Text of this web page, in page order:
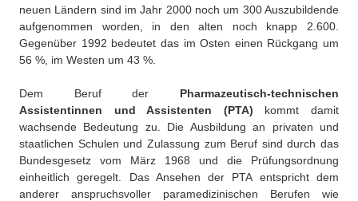
neuen Ländern sind im Jahr 2000 noch um 300 Auszubildende
aufgenommen worden, in den alten noch knapp 2.600.
Gegenüber 1992 bedeutet das im Osten einen Rückgang um
56 %, im Westen um 43 %.
Dem Beruf der Pharmazeutisch-technischen
Assistentinnen und Assistenten (PTA) kommt damit
wachsende Bedeutung zu. Die Ausbildung an privaten und
staatlichen Schulen und Zulassung zum Beruf sind durch das
Bundesgesetz vom März 1968 und die Prüfungsordnung
einheitlich geregelt. Das Ansehen der PTA entspricht dem
anderer anspruchsvoller paramedizinischen Berufen wie